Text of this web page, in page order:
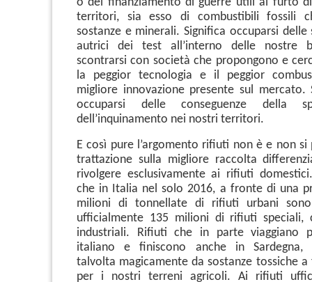
o del finanziamento di guerre utili al furto
territori, sia esso di combustibili fossili
sostanze e minerali. Significa occuparsi delle
autrici dei test all’interno delle nostre
scontrarsi con società che propongono e
la peggior tecnologia e il peggior
migliore innovazione presente sul mercato.
occuparsi delle conseguenze della
dell’inquinamento nei nostri territori.
E così pure l’argomento rifiuti non è e non
trattazione sulla migliore raccolta
rivolgere esclusivamente ai rifiuti
che in Italia nel solo 2016, a fronte di una
milioni di tonnellate di rifiuti urbani
ufficialmente 135 milioni di rifiuti speciali,
industriali. Rifiuti che in parte viaggiano
italiano e finiscono anche in Sardegna,
talvolta magicamente da sostanze tossiche
per i nostri terreni agricoli. Ai rifiuti